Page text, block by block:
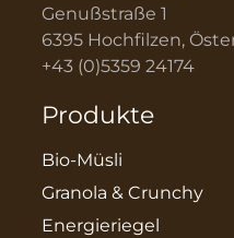
Genußstraße 1
6395 Hochfilzen,
+43 (0)5359 24174
Produkte
Bio-Müsli
Granola & Crunchy
Energieriegel